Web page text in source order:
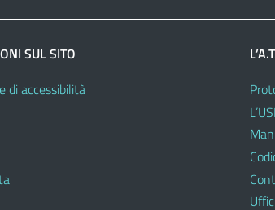
SUL SITO
di accessibilità